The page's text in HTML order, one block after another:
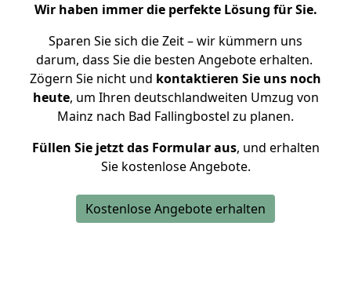
Wir haben immer die perfekte Lösung für Sie.
Sparen Sie sich die Zeit – wir kümmern uns
darum, dass Sie die besten Angebote erhalten.
Zögern Sie nicht und kontaktieren Sie uns noch
heute, um Ihren deutschlandweiten Umzug von
Mainz nach Bad Fallingbostel zu planen.
Füllen Sie jetzt das Formular aus, und erhalten
Sie kostenlose Angebote.
Kostenlose Angebote erhalten